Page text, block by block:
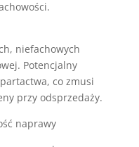
niefachowych
Potencjalny
co zmusi
przy odsprzedaży.
naprawy